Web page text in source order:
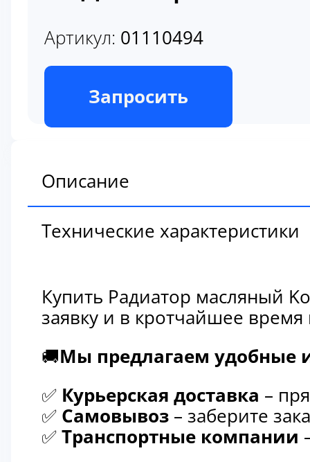
Артикул: 01110494
В наличии
Запросить
Описание
Технические характеристики
Купить Радиатор масляный
заявку и в кротчайшее
🚚Мы предлагаем удобные
✅ Курьерская доставка –
✅ Самовывоз – заберите
✅ Транспортные компании